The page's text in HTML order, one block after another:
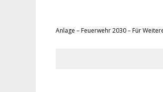
Anlage – Feuerwehr 2030 – Für